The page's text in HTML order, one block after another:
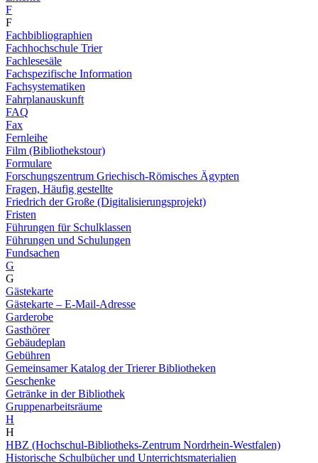
F
F
Fachbibliographien
Fachhochschule Trier
Fachlesesäle
Fachspezifische Information
Fachsystematiken
Fahrplanauskunft
FAQ
Fax
Fernleihe
Film (Bibliothekstour)
Formulare
Forschungszentrum Griechisch-Römisches Ägypten
Fragen, Häufig gestellte
Friedrich der Große (Digitalisierungsprojekt)
Fristen
Führungen für Schulklassen
Führungen und Schulungen
Fundsachen
G
G
Gästekarte
Gästekarte – E-Mail-Adresse
Garderobe
Gasthörer
Gebäudeplan
Gebühren
Gemeinsamer Katalog der Trierer Bibliotheken
Geschenke
Getränke in der Bibliothek
Gruppenarbeitsräume
H
H
HBZ (Hochschul-Bibliotheks-Zentrum Nordrhein-Westfalen)
Historische Schulbücher und Unterrichtsmaterialien